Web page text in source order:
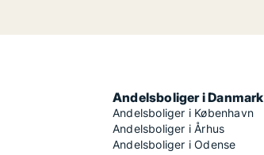
Andelsboliger i Danmark
Andelsboliger i København
Andelsboliger i Århus
Andelsboliger i Odense